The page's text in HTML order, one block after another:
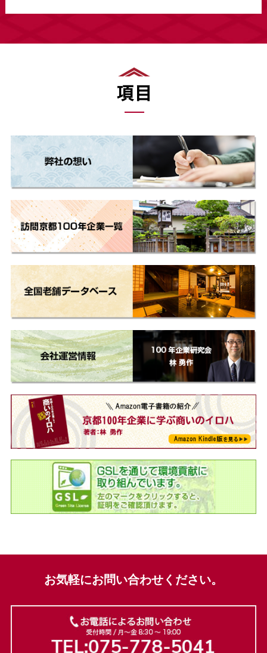
お気軽にお問い合わせください。